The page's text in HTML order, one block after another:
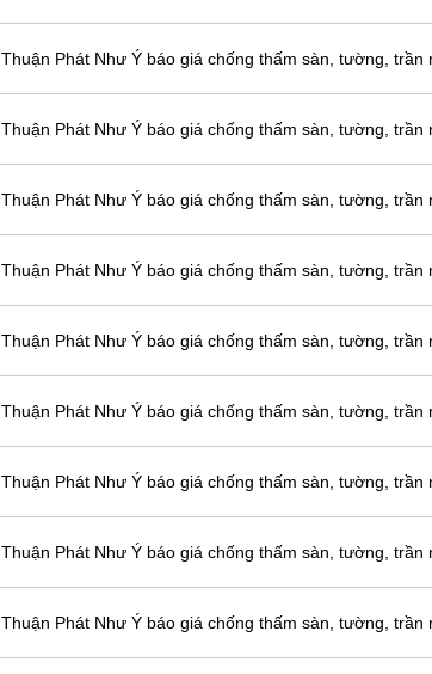
Thuận Phát Như Ý báo giá chống thấm sàn, tường, trần
Thuận Phát Như Ý báo giá chống thấm sàn, tường, trần
Thuận Phát Như Ý báo giá chống thấm sàn, tường, trần
Thuận Phát Như Ý báo giá chống thấm sàn, tường, trần
Thuận Phát Như Ý báo giá chống thấm sàn, tường, trần
Thuận Phát Như Ý báo giá chống thấm sàn, tường, trần
Thuận Phát Như Ý báo giá chống thấm sàn, tường, trần
Thuận Phát Như Ý báo giá chống thấm sàn, tường, trần
Thuận Phát Như Ý báo giá chống thấm sàn, tường, trần